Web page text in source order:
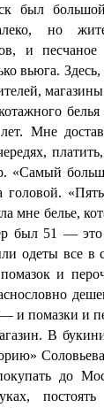
был
но
и
вьюга.
Мне
«Самый
головой.
мне белье,
был 51 —
одеты все в
и
и помазки и
В
до
постоять